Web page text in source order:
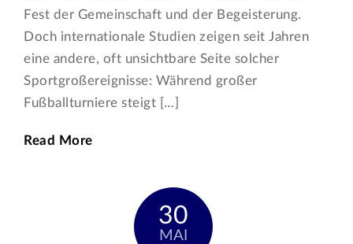
Fest der Gemeinschaft und der Begeisterung.
Doch internationale Studien zeigen seit Jahren
eine andere, oft unsichtbare Seite solcher
Sportgroßereignisse: Während großer
Fußballturniere steigt […]
Read More
30
MAI